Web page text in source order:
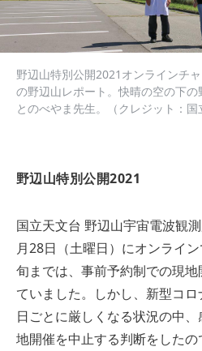
野辺山特別公開2021オンラインチ
の野辺山レポート。快晴の空の下
とのべやま先生。（クレジット：国
野辺山特別公開2021
国立天文台 野辺山宇宙電波観
月28日（土曜日）にオンライ
旬までは、事前予約制での現
ていました。しかし、新型コ
日ごとに厳しくなる状況の中
地開催を中止する判断をした